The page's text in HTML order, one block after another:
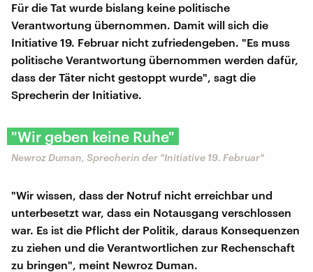
Für die Tat wurde bislang keine politische
Verantwortung übernommen. Damit will sich die
Initiative 19. Februar nicht zufriedengeben. "Es muss
politische Verantwortung übernommen werden dafür,
dass der Täter nicht gestoppt wurde", sagt die
Sprecherin der Initiative.
"Wir geben keine Ruhe"
Newroz Duman, Sprecherin der "Initiative 19. Februar"
"Wir wissen, dass der Notruf nicht erreichbar und
unterbesetzt war, dass ein Notausgang verschlossen
war. Es ist die Pflicht der Politik, daraus Konsequenzen
zu ziehen und die Verantwortlichen zur Rechenschaft
zu bringen", meint Newroz Duman.